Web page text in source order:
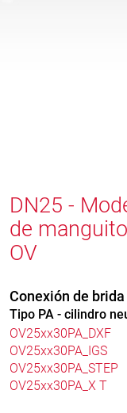
DN25 -
de
OV
Conexión de
Tipo PA - cilindro
OV25xx30PA_DXF
OV25xx30PA_IGS
OV25xx30PA_STEP
OV25xx30PA_X T